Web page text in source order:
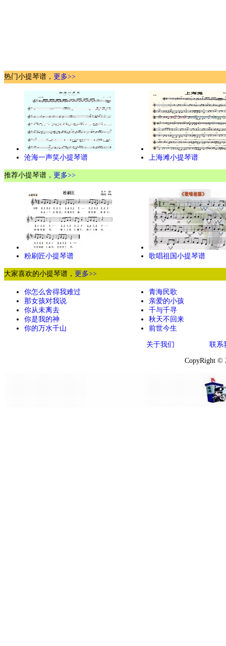
热门小提琴谱， 更多>>
沧海一声笑小提琴谱 上海滩小提琴谱
推荐小提琴谱， 更多>>
粉刷匠小提琴谱 歌唱祖国小提琴谱
大家喜欢的小提琴谱， 更多>>
你怎么舍得我难过
那女孩对我说
你从未离去
你是我的神
你的万水千山
青海民歌
亲爱的小孩
千与千寻
秋天不回来
前世今生
关于我们 联系
CopyRight ©